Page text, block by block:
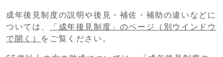
成年後見制度の説明や後見・補佐・補助の違いなどに
ついては、
「成年後見制度」のページ
（別ウインドウ
で開く） をご覧ください。